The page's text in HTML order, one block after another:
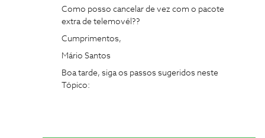
Como posso cancelar de vez com o pacote
extra de telemovél??
Cumprimentos,
Mário Santos
Boa tarde, siga os passos sugeridos neste
Tópico: